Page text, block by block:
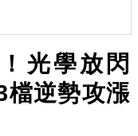
光學放閃
檔逆勢攻漲